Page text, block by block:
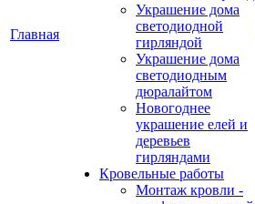
Главная
Украшение дома
светодиодной
гирляндой
Украшение дома
светодиодным
дюралайтом
Новогоднее
украшение елей и
деревьев
гирляндами
Кровельные работы
Монтаж кровли -